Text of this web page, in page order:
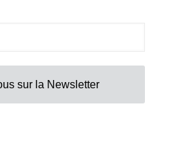
sur la Newsletter